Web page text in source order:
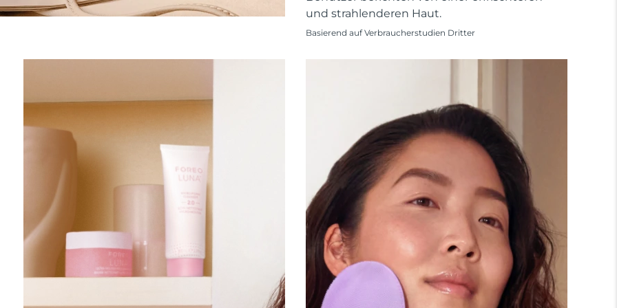
und strahlenderen Haut.
Basierend auf Verbraucherstudien Dritter